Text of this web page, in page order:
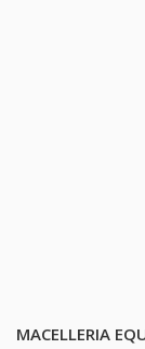
MACELLERIA